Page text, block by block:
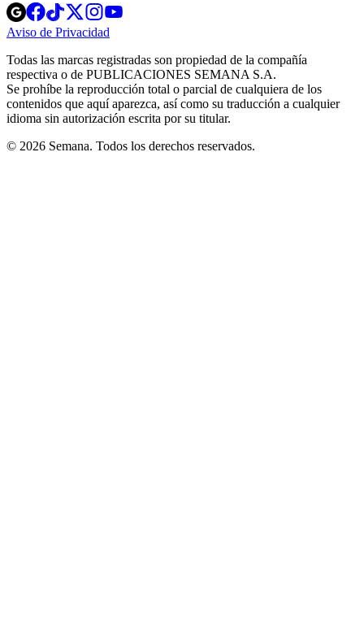
Opens
in
new
Opens
in
new
Opens
in
new
window
Opens
new
windowwindow
Aviso de Privacidad
new
window
Todas las marcas registradas son propiedad de la compañía
respectiva o de PUBLICACIONES SEMANA S.A.
Se prohíbe la reproducción total o parcial de cualquiera de los
contenidos que aquí aparezca, así como su traducción a cualquier
idioma sin autorización escrita por su titular.
© 2026 Semana. Todos los derechos reservados.